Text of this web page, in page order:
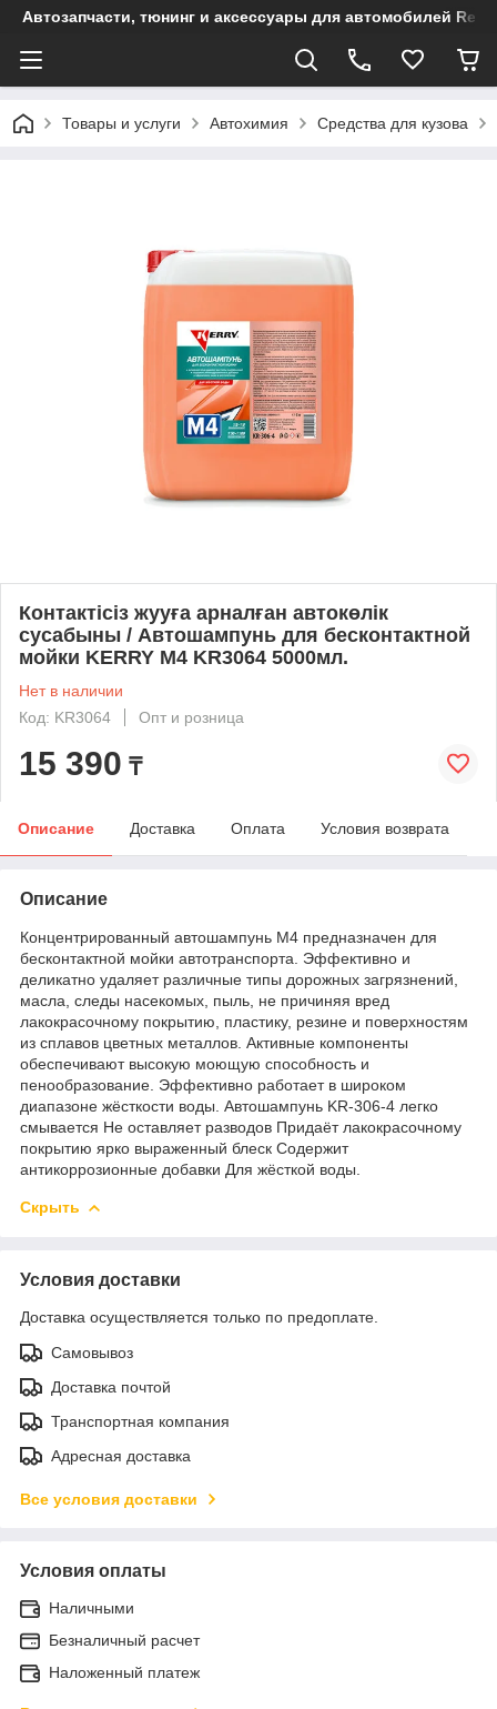
Автозапчасти, тюнинг и аксессуары для автомобилей
Товары и услуги Автохимия Средства для кузова
Контактісіз жууға арналған автокөлік
сусабыны / Автошампунь для бесконтактной
мойки KERRY M4 KR3064 5000мл.
Нет в наличии
Код: KR3064
Опт и розница
15 390 ₸
Описание Доставка Оплата Условия возврата
Описание
Концентрированный автошампунь М4 предназначен для
бесконтактной мойки автотранспорта. Эффективно и
деликатно удаляет различные типы дорожных загрязнений,
масла, следы насекомых, пыль, не причиняя вред
лакокрасочному покрытию, пластику, резине и поверхностям
из сплавов цветных металлов. Активные компоненты
обеспечивают высокую моющую способность и
пенообразование. Эффективно работает в широком
диапазоне жёсткости воды. Автошампунь KR-306-4 легко
смывается Не оставляет разводов Придаёт лакокрасочному
покрытию ярко выраженный блеск Содержит
антикоррозионные добавки Для жёсткой воды.
Скрыть
Условия доставки
Доставка осуществляется только по предоплате.
Самовывоз
Доставка почтой
Транспортная компания
Адресная доставка
Все условия доставки
Условия оплаты
Наличными
Безналичный расчет
Наложенный платеж